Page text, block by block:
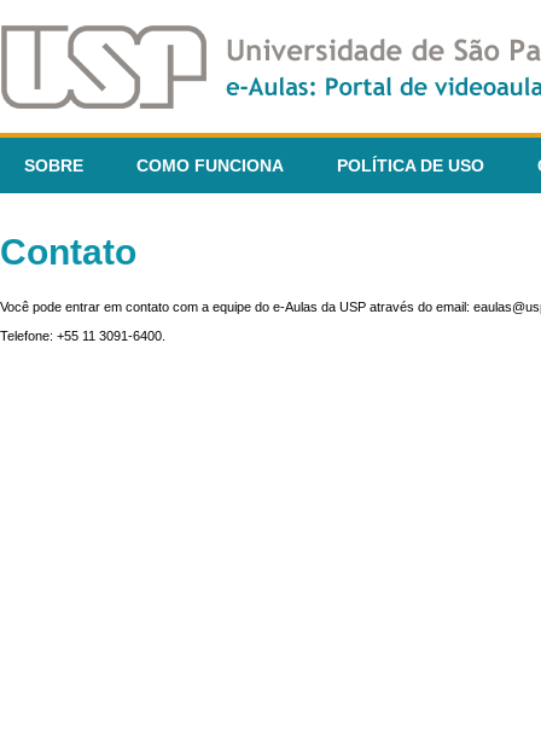
SOBRE COMO FUNCIONA POLÍTICA DE USO
Contato
Você pode entrar em contato com a equipe do e-Aulas da USP através do email:
Telefone: +55 11 3091-6400.